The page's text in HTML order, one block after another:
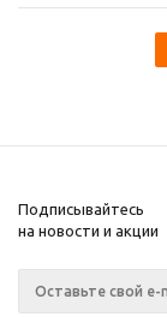
Подписывайтесь
на новости и акции